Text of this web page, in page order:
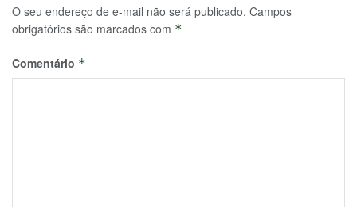
O seu endereço de e-mail não será publicado. Campos
obrigatórios são marcados com *
Comentário *